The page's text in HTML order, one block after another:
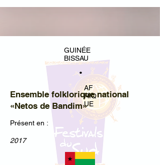
GUINÉE
BISSAU
•
AF
RIQ
UE
Ensemble folklorique national
«Netos de Bandim»
Présent en :
2017